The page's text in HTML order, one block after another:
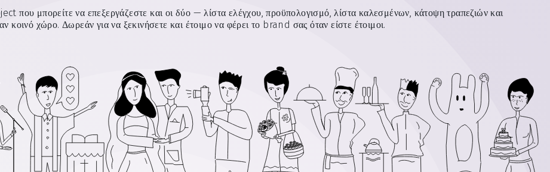
που μπορείτε να επεξεργάζεστε και οι δύο — λίστα ελέγχου, προϋπολογισμό, λίστα καλεσμένων, κάτοψη τραπεζιών και
κοινό χώρο. Δωρεάν για να ξεκινήσετε και έτοιμο να φέρει το brand σας όταν είστε έτοιμοι.